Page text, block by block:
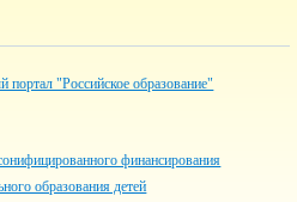
портал "Российское образование"
финансирования
образования детей